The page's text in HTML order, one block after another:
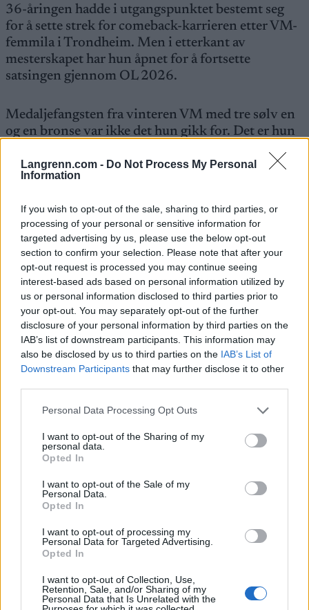
Langrenn.com - Do Not Process My Personal
Information
If you wish to opt-out of the sale, sharing to third parties, or
processing of your personal or sensitive information for
targeted advertising by us, please use the below opt-out
section to confirm your selection. Please note that after your
opt-out request is processed you may continue seeing
interest-based ads based on personal information utilized by
us or personal information disclosed to third parties prior to
your opt-out. You may separately opt-out of the further
disclosure of your personal information by third parties on the
IAB’s list of downstream participants. This information may
also be disclosed by us to third parties on the IAB’s List of
Downstream Participants that may further disclose it to other
Please note that this website/app uses one or more Google
not limited to your visit or usage behaviour. You may click to
grant or deny consent to Google and its third-party tags to
use your data for below specified purposes in below Google
consent section.
Personal Data Processing Opt Outs
I want to opt-out of the Sharing of my
personal data.
Opted In
I want to opt-out of the Sale of my
Personal Data.
Opted In
I want to opt-out of processing my
Personal Data for Targeted Advertising.
Opted In
I want to opt-out of Collection, Use,
Retention, Sale, and/or Sharing of my
Personal Data that Is Unrelated with the
36-åringen hadde i utgangspunktet bestemt seg
for å sette strek for comeback-karrieren etter VM-
femmila i Trondheim. Men i etterkant av
mesterskapet har hun åpnet for å fortsette
satsingen gjennom OL 2026.
Medaljefangsten fra vinteren VM med tre sølv en
og en bronse var ikke det hun gikk for. Det er hun
mye. Og jeg skal innrømme at drømmen var den
femmila i Trondheim, og så kommer den dagen, og
den løypa og det føret er det det er. Jeg føler
virkelig at jeg ikke fikk ut det jeg var god for.
Neste års OL arrangeres i Val di Fiemme, som er en
arena der Johaug har prestert før og trives. Der står
blant annet 50 kilometer klassisk på programmet.
Under VM i Trondheim gikk femmila i fristil.
Nå er det flere eksperter som begynner å bli
for lenge, og at hun dermed risikerer et nytt
«nestenmesterskap».
Veteranenstår med 14 VM-gull og 4 OL-gull.
Se også
Johaug prøver å finne formen: Frykter nytt